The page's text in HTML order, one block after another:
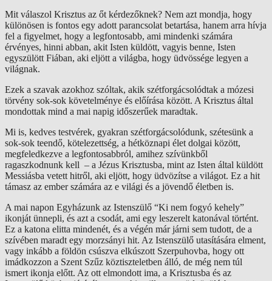
Mit válaszol Krisztus az őt kérdezőknek? Nem azt mondja, hogy
különösen is fontos egy adott parancsolat betartása, hanem arra hívja
fel a figyelmet, hogy a legfontosabb, ami mindenki számára
érvényes, hinni abban, akit Isten küldött, vagyis benne, Isten
egyszülött Fiában, aki eljött a világba, hogy üdvössége legyen a
világnak.
Ezek a szavak azokhoz szóltak, akik szétforgácsolódtak a mózesi
törvény sok-sok követelménye és előírása között. A Krisztus által
mondottak mind a mai napig időszerűek maradtak.
Mi is, kedves testvérek, gyakran szétforgácsolódunk, szétesünk a
sok-sok teendő, kötelezettség, a hétköznapi élet dolgai között,
megfeledkezve a legfontosabbról, amihez szívünkből
ragaszkodnunk kell – a Jézus Krisztusba, mint az Isten által küldött
Messiásba vetett hitről, aki eljött, hogy üdvözítse a világot. Ez a hit
támasz az ember számára az e világi és a jövendő életben is.
A mai napon Egyházunk az Istenszülő “Ki nem fogyó kehely”
ikonját ünnepli, és azt a csodát, ami egy leszerelt katonával történt.
Ez a katona elitta mindenét, és a végén már járni sem tudott, de a
szívében maradt egy morzsányi hit. Az Istenszülő utasítására elment,
vagy inkább a földön csúszva elkúszott Szerpuhovba, hogy ott
imádkozzon a Szent Szűz köztiszteletben álló, de még nem túl
ismert ikonja előtt. Az ott elmondott ima, a Krisztusba és az